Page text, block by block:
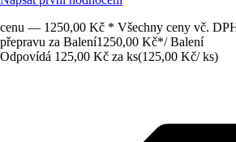
cenu — 1250,00 Kč * Všechny ceny vč.
přepravu za Balení1250,00 Kč*/ Balení
Odpovídá 125,00 Kč za ks(125,00 Kč/ ks)